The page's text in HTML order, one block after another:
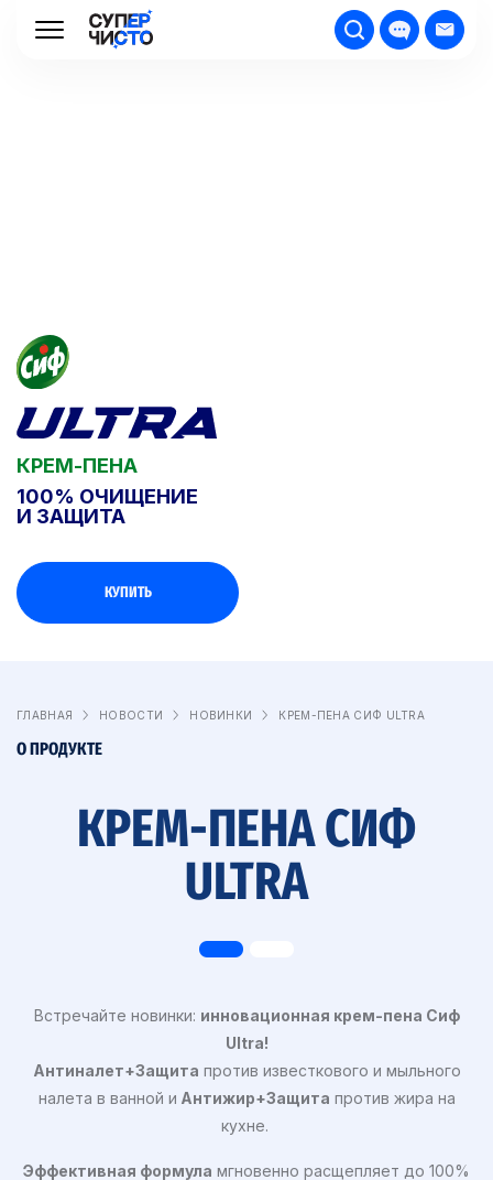
КРЕМ-ПЕНА
100% ОЧИЩЕНИЕ
И ЗАЩИТА
КУПИТЬ
ГЛАВНАЯ НОВОСТИ НОВИНКИ КРЕМ-ПЕНА СИФ ULTRA
О ПРОДУКТЕ
КРЕМ-ПЕНА СИФ
ULTRA
Встречайте новинки: инновационная крем-пена Сиф
Ultra!
Антиналет+Защита против известкового и мыльного
налета в ванной и Антижир+Защита против жира на
кухне.
Эффективная формула мгновенно расщепляет до 100%